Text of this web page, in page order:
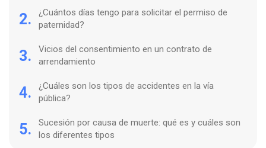
2.
¿Cuántos días tengo para solicitar el permiso de
paternidad?
3.
Vicios del consentimiento en un contrato de
arrendamiento
4.
¿Cuáles son los tipos de accidentes en la vía
pública?
5.
Sucesión por causa de muerte: qué es y cuáles son
los diferentes tipos